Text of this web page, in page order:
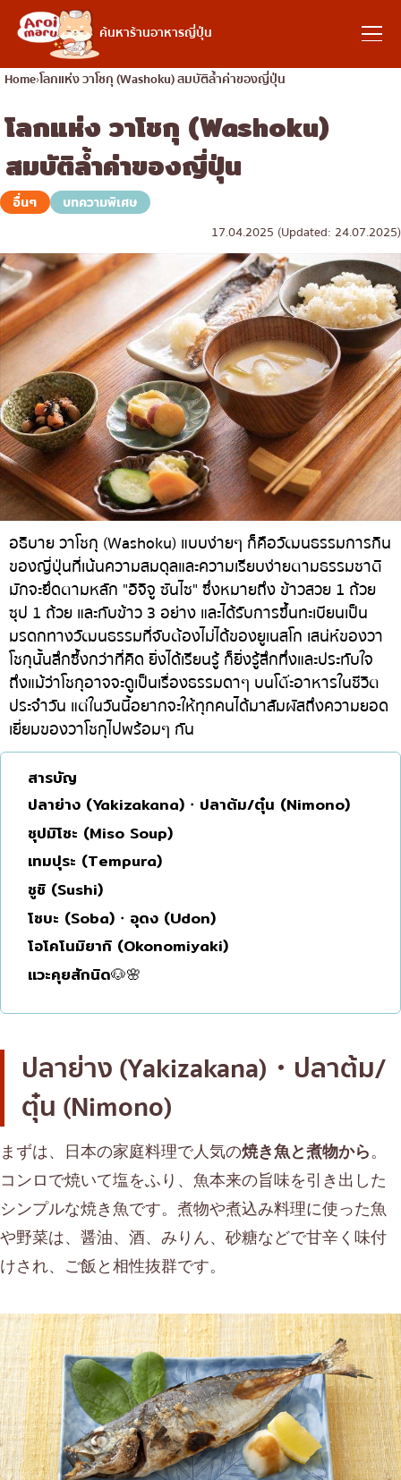
ค้นหาร้านอาหารญี่ปุ่น
อาหารญี่ปุ่น
ค้นหาร้านอาหาร
ค้นหาตามประเภทอาหาร
ราเมง
อิซากายะ
ปิ้งย่างญี่ปุ่น/ยากินิกุ
คัตสึด้ง/ทงคัตสึ
ชาบูชาบู/สุกี้ยากี้
แกงกะหรี่ญี่ปุ่น
ไก่ย่างเสียบไม้สไตล์ญี่ปุ่น
โซบะ/อุด้ง
ขนมหวานญี่ปุ่น
เทมปุระ
โอมากาเสะ
ร้านอาหารญี่ปุ่นระดับพรีเมียม
ซาชิมิ/อาหารทะเล
อาหารตะวันตกสไตล์ญี่ปุ่น
ปลาไหลย่าง
ข้าวปั้นญี่ปุ่น
โอโคโนมิยากิ/เทปปันยากิ
ด้ง (ข้าวหน้าต่างๆ)
บุฟเฟต์
มิชลิน
สเต็ก
ของทอดเสียบไม้
ของย่างเสียบไม้/เครื่องในย่าง
ร้านอาหารญี่ปุ่นแบบดั้งเดิม
ทาโกะยากิ
โอเด้ง/เมนูตุ๋นสไตล์ญี่ปุ่น
อาหารชุด/อาหารญี่ปุ่นสไตล์โฮมคุกกิ้ง
เบนโตะ/บริการส่งอาหารญี่ปุ่น
ค้นหาตามพื้นที่
เจริญกรุง
ธนบุรี
สยาม
ทองหล่อ
เอกมัย
พร้อมพงษ์
อโศก
อารีย์
สีลม
สาทร
อ่อนนุช
พระราม 9
รัชดา
พระโขนง
ชิดลม
บางนา
นานา
อุดมสุข
ศรีราชา
ไอคอนสยาม
เซ็นทรัลเวิลด์
เชียงใหม่
ลาดพร้าว
สมุทรปราการ
ปทุมธานี
สมุทรสาคร
ภูเก็ต
พัทยา
พระราม 3
พระราม4
อื่นๆ
คอลัมน์ความรู้
บทความพิเศษ
บทความที่KOLแนะนำ
Homeโลกแห่ง วาโชกุ (Washoku) สมบัติล้ำค่าของญี่ปุ่น
โลกแห่ง วาโชกุ (Washoku)
สมบัติล้ำค่าของญี่ปุ่น
อื่นๆ
บทความพิเศษ
17.04.2025 (Updated: 24.07.2025)
อธิบาย วาโชกุ (Washoku) แบบง่ายๆ ก็คือวัฒนธรรมการกิน
ของญี่ปุ่นที่เน้นความสมดุลและความเรียบง่ายตามธรรมชาติ
มักจะยึดตามหลัก "อิจิจู ซันไซ" ซึ่งหมายถึง ข้าวสวย 1 ถ้วย
ซุป 1 ถ้วย และกับข้าว 3 อย่าง และได้รับการขึ้นทะเบียนเป็น
มรดกทางวัฒนธรรมที่จับต้องไม่ได้ของยูเนสโก เสน่ห์ของวา
โชกุนั้นลึกซึ้งกว่าที่คิด ยิ่งได้เรียนรู้ ก็ยิ่งรู้สึกทึ่งและประทับใจ
ถึงแม้ว่าโชกุอาจจะดูเป็นเรื่องธรรมดาๆ บนโต๊ะอาหารในชีวิต
ประจำวัน แต่ในวันนี้อยากจะให้ทุกคนได้มาสัมผัสถึงความยอด
เยี่ยมของวาโชกุไปพร้อมๆ กัน
สารบัญ
ปลาย่าง (Yakizakana)・ปลาต้ม/ตุ๋น (Nimono)
ซุปมิโซะ (Miso Soup)
เทมปุระ (Tempura)
ซูชิ (Sushi)
โซบะ (Soba)・อุดง (Udon)
โอโคโนมิยากิ (Okonomiyaki)
แวะคุยสักนิด🐶🌸
ปลาย่าง (Yakizakana)・ปลาต้ม/
ตุ๋น (Nimono)
まずは、日本の家庭料理で人気の焼き魚と煮物から。
コンロで焼いて塩をふり、魚本来の旨味を引き出した
シンプルな焼き魚です。煮物や煮込み料理に使った魚
や野菜は、醤油、酒、みりん、砂糖などで甘辛く味付
けされ、ご飯と相性抜群です。